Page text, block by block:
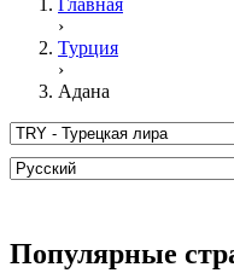
Главная
›
Турция
›
Адана
Популярные